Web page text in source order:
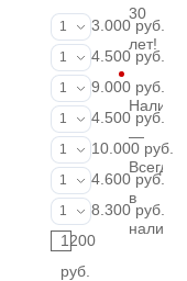
ФИО и даты
1
3.000 руб.
ФИО и даты
1
4.500 руб.
ФИО и даты
1
9.000 руб.
Портрет
1
4.500 руб.
Портрет
1
10.000 руб.
Фотокерамика
1
4.600 руб.
Фото на
1
8.300 руб.
1200
руб.
30
лет!
—
Всегда
в